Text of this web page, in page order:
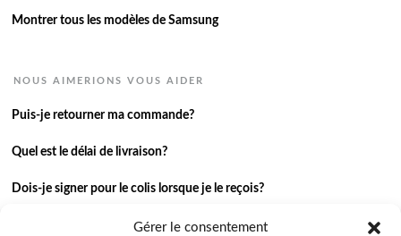
Gérer le consentement
Montrer tous les modèles de Samsung
NOUS AIMERIONS VOUS AIDER
Puis-je retourner ma commande?
Quel est le délai de livraison?
Dois-je signer pour le colis lorsque je le reçois?
Je n’ai pas reçu ma commande.